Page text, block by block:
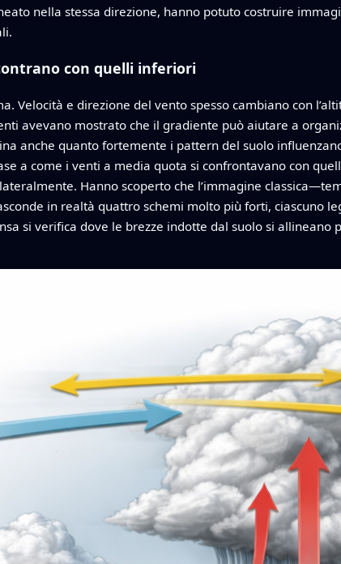
nella stessa direzione, hanno potuto costruire
con quelli inferiori
Velocità e direzione del vento spesso cambiano con
avevano mostrato che il gradiente può aiutare a
anche quanto fortemente i pattern del suolo
a come i venti a media quota si confrontavano con
Hanno scoperto che l’immagine
in realtà quattro schemi molto più forti, ciascuno
si verifica dove le brezze indotte dal suolo si allineano